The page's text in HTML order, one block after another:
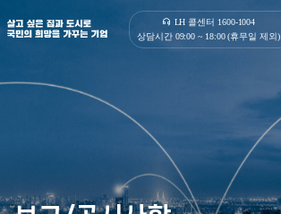
살고 싶은 집과 도시로 국민의 희망을 가꾸는 기업 | 한국토지주택공사
LH 콜센터 1600-1004
상담시간 09:00 ~ 18:00 (휴무일 제외)